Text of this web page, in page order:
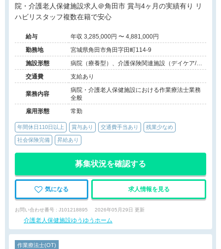
院・介護老人保健施設求人＠角田市 賞与4ヶ月の実績有り リ
ハビリスタッフ複数在籍で安心
給与
年収 3,285,000円 〜 4,881,000円
勤務地
宮城県角田市角田字田町114-9
施設形態
病院（療養型）、介護保険関連施設（デイケア/介
護老人保健施設）
交通費 支給あり
業務内容
病院・介護老人保健施設における作業療法士業務
全般
雇用形態
常勤
年間休日110日以上 賞与あり 交通費手当あり 残業少なめ
社会保険完備 昇給あり
募集状況を確認する
気になる 求人情報を見る
お問い合わせ番号 : J101218895 2026年05月29日 更新
介護老人保健施設ゆうゆうホーム
作業療法士(OT)